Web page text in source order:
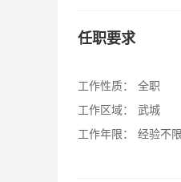
任职要求
工作性质：
全职
工作区域：
武城
工作年限：
经验不限